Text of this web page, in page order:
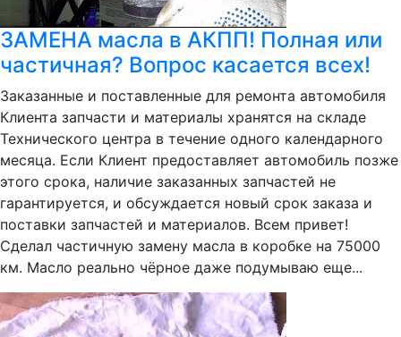
ЗАМЕНА масла в АКПП! Полная или
частичная? Вопрос касается всех!
Заказанные и поставленные для ремонта автомобиля
Клиента запчасти и материалы хранятся на складе
Технического центра в течение одного календарного
месяца. Если Клиент предоставляет автомобиль позже
этого срока, наличие заказанных запчастей не
гарантируется, и обсуждается новый срок заказа и
поставки запчастей и материалов. Всем привет!
Сделал частичную замену масла в коробке на 75000
км. Масло реально чёрное даже подумываю еще...